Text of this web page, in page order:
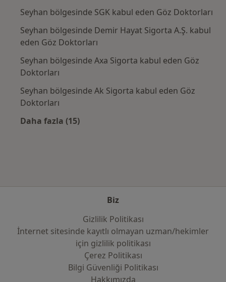
Seyhan bölgesinde SGK kabul eden Göz Doktorları
Seyhan bölgesinde Demir Hayat Sigorta A.Ş. kabul
eden Göz Doktorları
Seyhan bölgesinde Axa Sigorta kabul eden Göz
Doktorları
Seyhan bölgesinde Ak Sigorta kabul eden Göz
Doktorları
Daha fazla (15)
Biz
Gizlilik Politikası
İnternet sitesinde kayıtlı olmayan uzman/hekimler
i̇çin gizlilik politikası
Çerez Politikası
Bilgi Güvenliği Politikası
Hakkımızda